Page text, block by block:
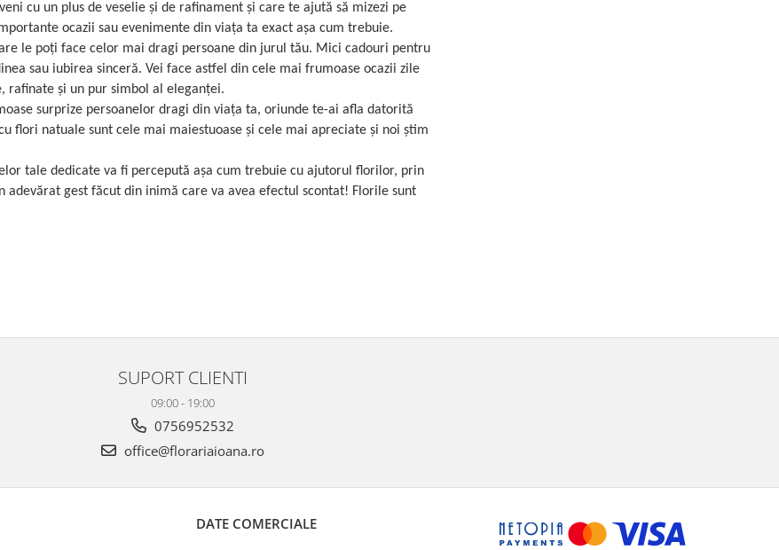
cu un plus de veselie și de rafinament și care te ajută să mizezi pe
ocazii sau evenimente din viața ta exact așa cum trebuie.
le poți face celor mai dragi persoane din jurul tău. Mici cadouri pentru
sau iubirea sinceră. Vei face astfel din cele mai frumoase ocazii zile
rafinate și un pur simbol al eleganței.
surprize persoanelor dragi din viața ta, oriunde te-ai afla datorită
flori natuale sunt cele mai maiestuoase și cele mai apreciate și noi știm
tale dedicate va fi percepută așa cum trebuie cu ajutorul florilor, prin
adevărat gest făcut din inimă care va avea efectul scontat! Florile sunt
SUPORT CLIENTI
09:00 - 19:00
0756952532
office@florariaioana.ro
DATE COMERCIALE